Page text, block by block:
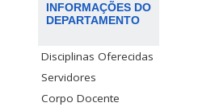
INFORMAÇÕES DO
DEPARTAMENTO
Disciplinas Oferecidas
Servidores
Corpo Docente